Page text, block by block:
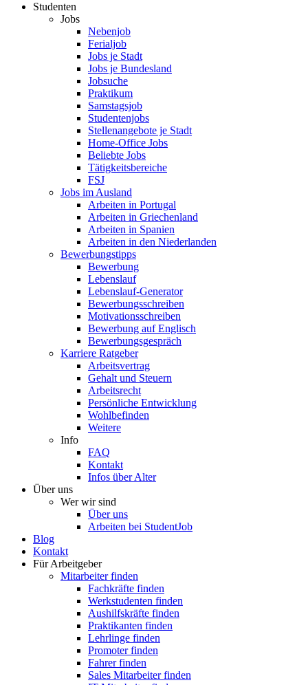
Studenten
Jobs
Nebenjob
Ferialjob
Jobs je Stadt
Jobs je Bundesland
Jobsuche
Praktikum
Samstagsjob
Studentenjobs
Stellenangebote je Stadt
Home-Office Jobs
Beliebte Jobs
Tätigkeitsbereiche
FSJ
Jobs im Ausland
Arbeiten in Portugal
Arbeiten in Griechenland
Arbeiten in Spanien
Arbeiten in den Niederlanden
Bewerbungstipps
Bewerbung
Lebenslauf
Lebenslauf-Generator
Bewerbungsschreiben
Motivationsschreiben
Bewerbung auf Englisch
Bewerbungsgespräch
Karriere Ratgeber
Arbeitsvertrag
Gehalt und Steuern
Arbeitsrecht
Persönliche Entwicklung
Wohlbefinden
Weitere
Info
FAQ
Kontakt
Infos über Alter
Über uns
Wer wir sind
Über uns
Arbeiten bei StudentJob
Blog
Kontakt
Für Arbeitgeber
Mitarbeiter finden
Fachkräfte finden
Werkstudenten finden
Aushilfskräfte finden
Praktikanten finden
Lehrlinge finden
Promoter finden
Fahrer finden
Sales Mitarbeiter finden